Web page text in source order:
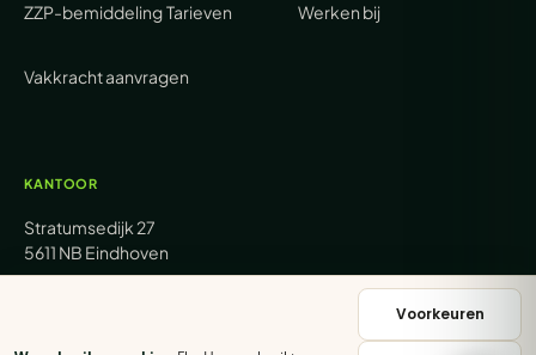
ZZP-bemiddelingTarieven
Vakkracht aanvragen
Werken bij
KANTOOR
Stratumsedijk 27
5611 NB Eindhoven
Voorkeuren